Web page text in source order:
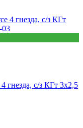
гнезда, с/з КГт 3х2,5